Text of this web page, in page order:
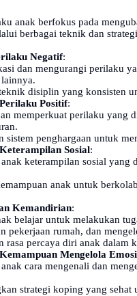
anak berfokus pada
berbagai teknik dan
Negatif:
dan mengurangi perilaku
disiplin yang konsisten
Positif:
memperkuat perilaku yang
sistem penghargaan untuk
Sosial:
keterampilan sosial yang
anak untuk
Kemandirian:
belajar untuk melakukan
pekerjaan rumah, dan
rasa percaya diri anak dalam
Mengelola Emosi
cara mengenali dan
strategi koping yang